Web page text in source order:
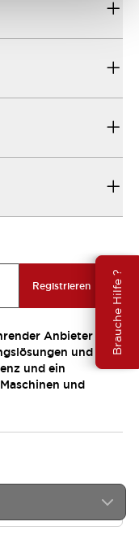
Brauche Hilfe ?
Registrieren
Anbieter
und
und ein
und